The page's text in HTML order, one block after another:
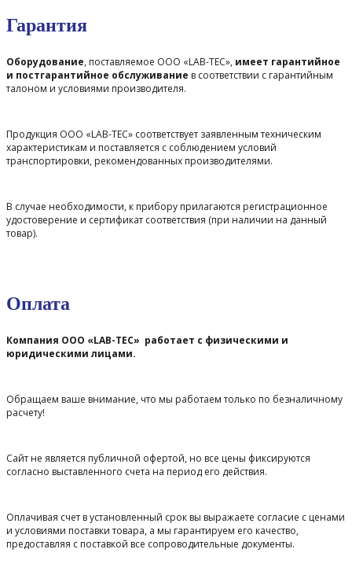
Гарантия
Оборудование, поставляемое ООО «LAB-TEC», имеет гарантийное
и постгарантийное обслуживание в соответствии с гарантийным
талоном и условиями производителя.
Продукция ООО «LAB-TEC» соответствует заявленным техническим
характеристикам и поставляется с соблюдением условий
транспортировки, рекомендованных производителями.
В случае необходимости, к прибору прилагаются регистрационное
удостоверение и сертификат соответствия (при наличии на данный
товар).
Оплата
Компания ООО «LAB-TEC» работает с физическими и
юридическими лицами.
Обращаем ваше внимание, что мы работаем только по безналичному
расчету!
Сайт не является публичной офертой, но все цены фиксируются
согласно выставленного счета на период его действия.
Оплачивая счет в установленный срок вы выражаете согласие с ценами
и условиями поставки товара, а мы гарантируем его качество,
предоставляя с поставкой все сопроводительные документы.